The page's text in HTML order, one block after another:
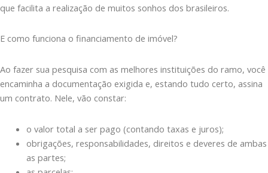
que facilita a realização de muitos sonhos dos brasileiros.
E como funciona o financiamento de imóvel?
Ao fazer sua pesquisa com as melhores instituições do ramo, você
encaminha a documentação exigida e, estando tudo certo, assina
um contrato. Nele, vão constar:
o valor total a ser pago (contando taxas e juros);
obrigações, responsabilidades, direitos e deveres de ambas
as partes;